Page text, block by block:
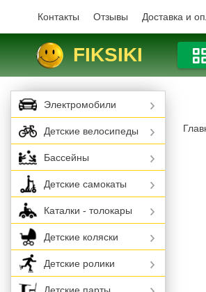
Контакты Отзывы Доставка и
FIKSIKI
Электромобили
Детские велосипеды
Бассейны
Детские самокаты
Каталки - толокары
Детские коляски
Детские ролики